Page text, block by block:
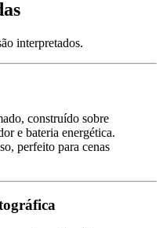
interpretados.
construído sobre
e bateria energética.
perfeito para cenas